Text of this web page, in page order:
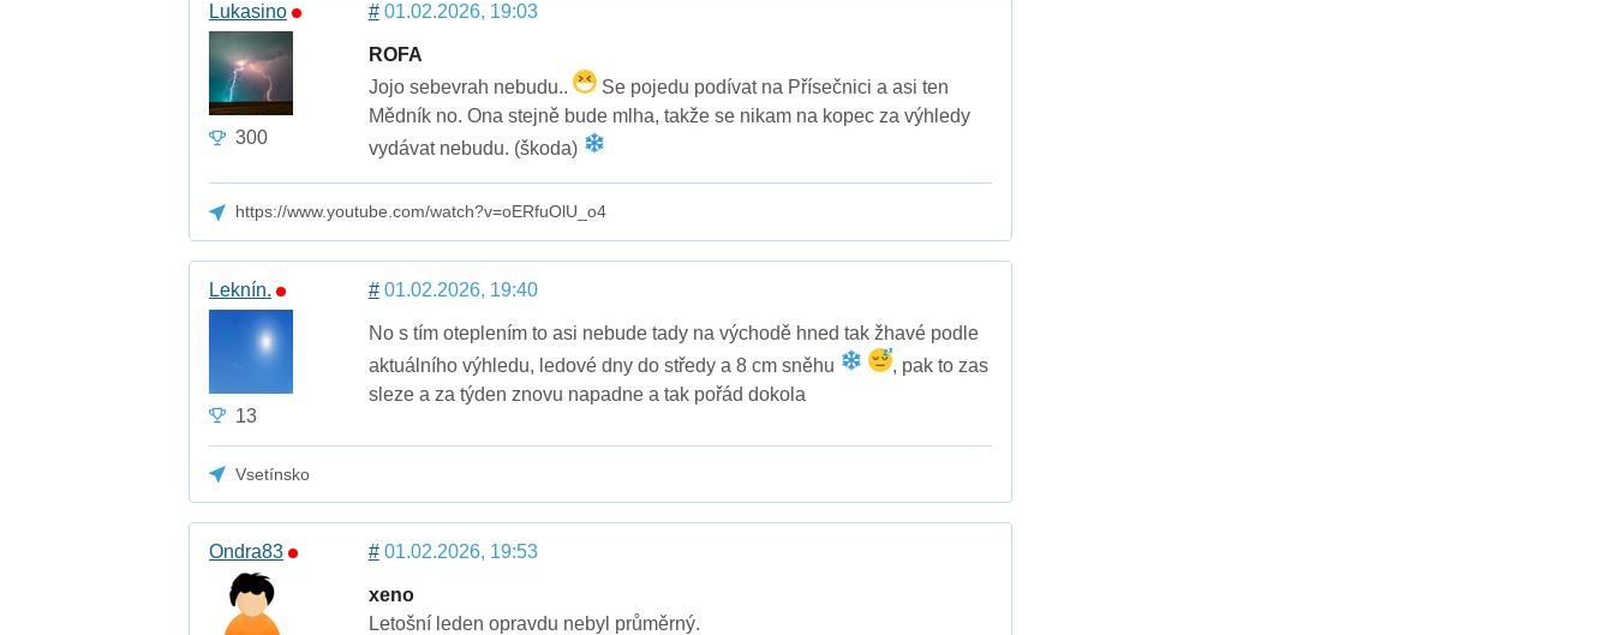
Lukasino
300
#01.02.2026, 19:03
ROFA
Jojo sebevrah nebudu..
Se pojedu podívat na Přísečnici a asi ten
Mědník no. Ona stejně bude mlha, takže se nikam na kopec za výhledy
vydávat nebudu. (škoda)
https://www.youtube.com/watch?v=oERfuOlU_o4
Leknín.
13
#01.02.2026, 19:40
No s tím oteplením to asi nebude tady na východě hned tak žhavé podle
aktuálního výhledu, ledové dny do středy a 8 cm sněhu
, pak to zas
sleze a za týden znovu napadne a tak pořád dokola
Vsetínsko
Ondra83 #01.02.2026, 19:53
xeno
Letošní leden opravdu nebyl průměrný.